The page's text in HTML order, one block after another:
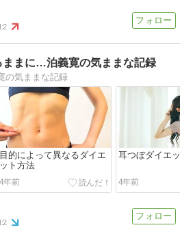
2
ままに…泊義寛の気ままな記録
の気ままな記録
目的によって異なるダイエ
ット方法
4年前
耳つぼダイエ
4年前
2